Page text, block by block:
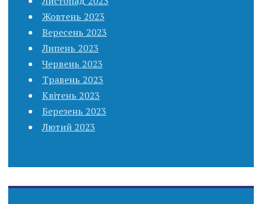
Жовтень 2023
Вересень 2023
Липень 2023
Червень 2023
Травень 2023
Квітень 2023
Березень 2023
Лютий 2023